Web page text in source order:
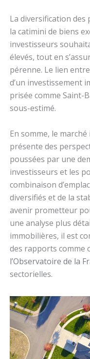
La diversification des
la catimini de biens
investisseurs
élevés, tout en
pérenne. Le lien
d’un investissement
prisée comme Saint-
sous-estimé.
En somme, le
présente des
poussées par une
investisseurs et les
combinaison
diversifiés et de la
avenir prometteur
une analyse plus
immobilières, il est
des rapports comme
l’Observatoire de la
sectorielles.